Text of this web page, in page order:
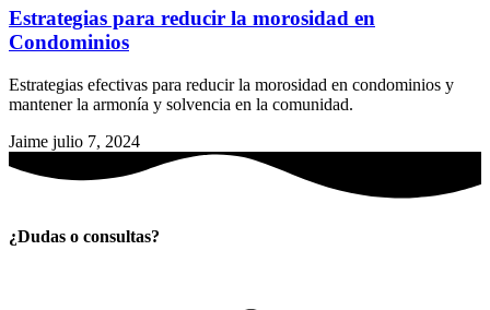
Estrategias para reducir la morosidad en
Condominios
Estrategias efectivas para reducir la morosidad en condominios y
mantener la armonía y solvencia en la comunidad.
Jaime julio 7, 2024
¿Dudas o consultas?